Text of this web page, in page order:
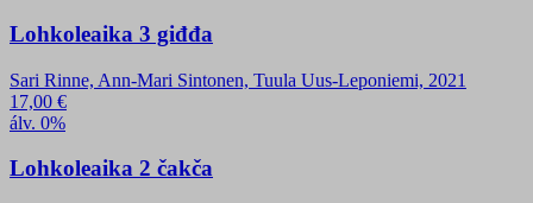
Lohkoleaika 3 giđđa
Sari Rinne, Ann-Mari Sintonen, Tuula Uus-Leponiemi, 2021
17,00 €
álv. 0%
Lohkoleaika 2 čakča